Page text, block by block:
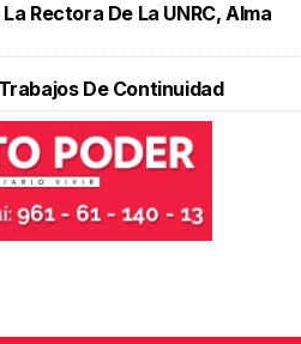
Rectora De La UNRC, Alma
De Continuidad